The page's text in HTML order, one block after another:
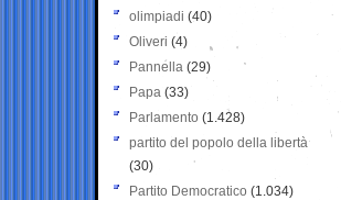
olimpiadi (40)
Oliveri (4)
Pannella (29)
Papa (33)
Parlamento (1.428)
partito del popolo della libertà
(30)
Partito Democratico (1.034)